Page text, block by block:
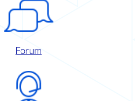
Forum